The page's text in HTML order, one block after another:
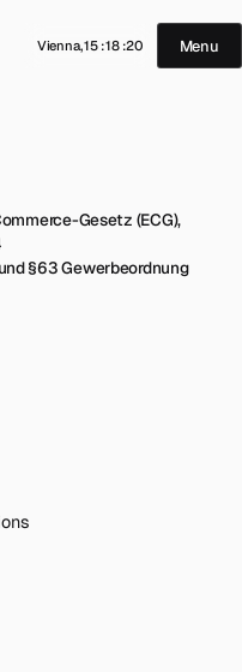
Vienna,15 :18 :21 Menu
Gesetz (ECG),
§63 Gewerbeordnung